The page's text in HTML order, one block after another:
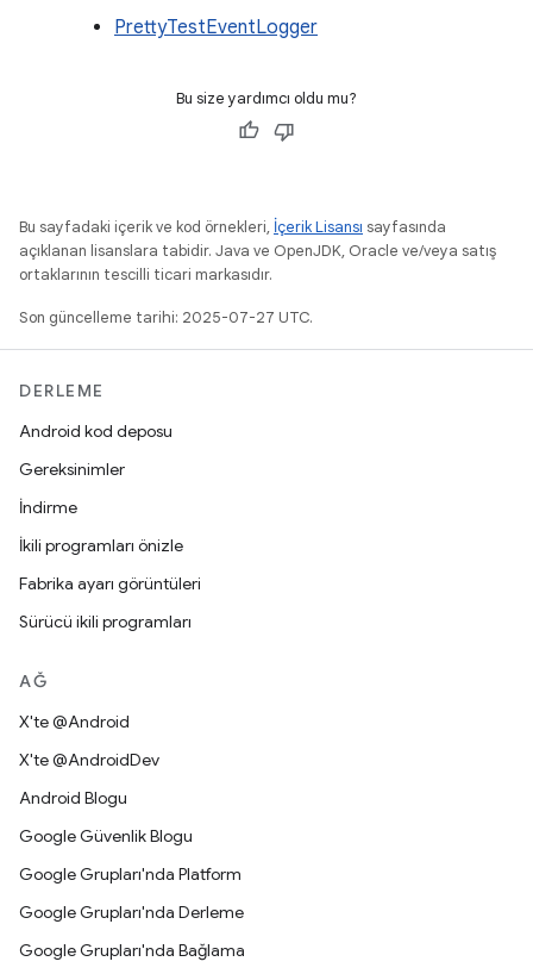
PrettyTestEventLogger
Bu size yardımcı oldu mu?
Bu sayfadaki içerik ve kod örnekleri, İçerik Lisansı sayfasında
açıklanan lisanslara tabidir. Java ve OpenJDK, Oracle ve/veya satış
ortaklarının tescilli ticari markasıdır.
Son güncelleme tarihi: 2025-07-27 UTC.
DERLEME
Android kod deposu
Gereksinimler
İndirme
İkili programları önizle
Fabrika ayarı görüntüleri
Sürücü ikili programları
AĞ
X'te @Android
X'te @AndroidDev
Android Blogu
Google Güvenlik Blogu
Google Grupları'nda Platform
Google Grupları'nda Derleme
Google Grupları'nda Bağlama